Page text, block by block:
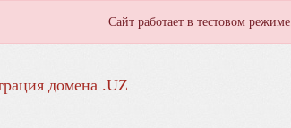
Сайт работает в тестовом режиме.
домена .UZ